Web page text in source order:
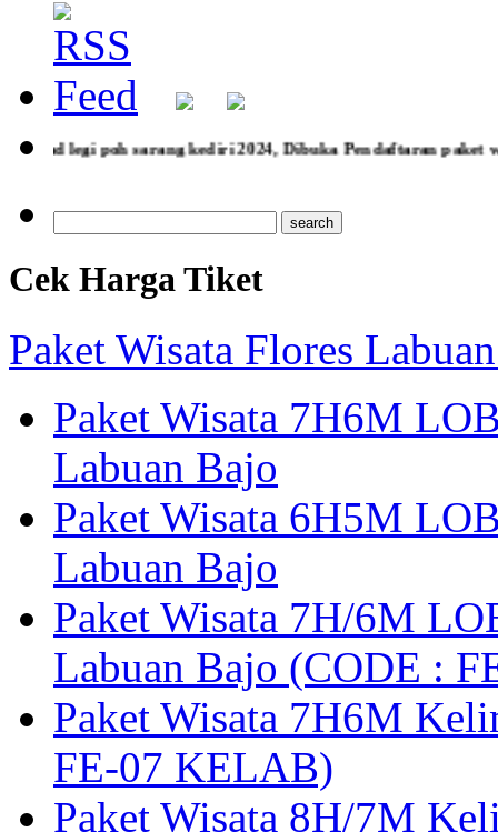
2024, Dibuka Pendaftaran paket wisata rohani Larantuka
Cek Harga Tiket
Paket Wisata Flores
Paket Wisata 7H6M
Labuan Bajo
Paket Wisata 6H5M
Labuan Bajo
Paket Wisata 7H/6M
Labuan Bajo (CODE :
Paket Wisata 7H6M
FE-07 KELAB)
Paket Wisata 8H/7M